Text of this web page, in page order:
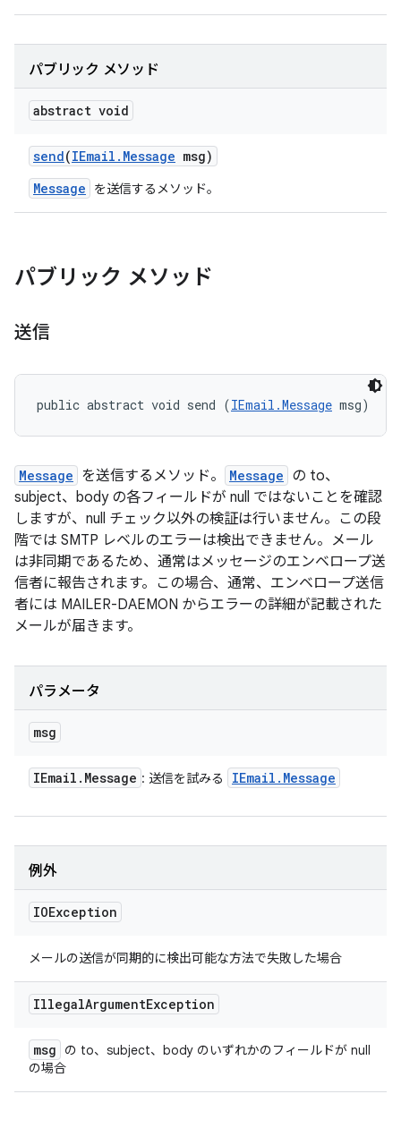
パブリック メソッド
abstract void
send(IEmail . Message msg)
Message
を送信するメソッド。
パブリック メソッド
送信
public abstract void send (IEmail.Message msg)
Message を送信するメソッド。 Message の to、
subject、body の各フィールドが null ではないことを確認
しますが、null チェック以外の検証は行いません。この段
階では SMTP レベルのエラーは検出できません。メール
は非同期であるため、通常はメッセージのエンベロープ送
信者に報告されます。この場合、通常、エンベロープ送信
者には MAILER-DAEMON からエラーの詳細が記載された
メールが届きます。
パラメータ
msg
IEmail . Message : 送信を試みる IEmail . Message
例外
IOException
メールの送信が同期的に検出可能な方法で失敗した場合
IllegalArgumentException
msg
の to、subject、body のいずれかのフィールドが null
の場合